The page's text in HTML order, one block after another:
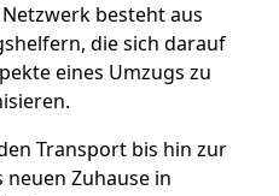
besteht aus
die sich darauf
eines Umzugs zu
Transport bis hin zur
Zuhause in